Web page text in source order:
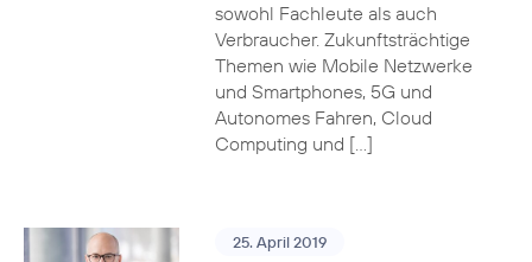
sowohl Fachleute als auch
Verbraucher. Zukunftsträchtige
Themen wie Mobile Netzwerke
und Smartphones, 5G und
Autonomes Fahren, Cloud
Computing und […]
25. April 2019